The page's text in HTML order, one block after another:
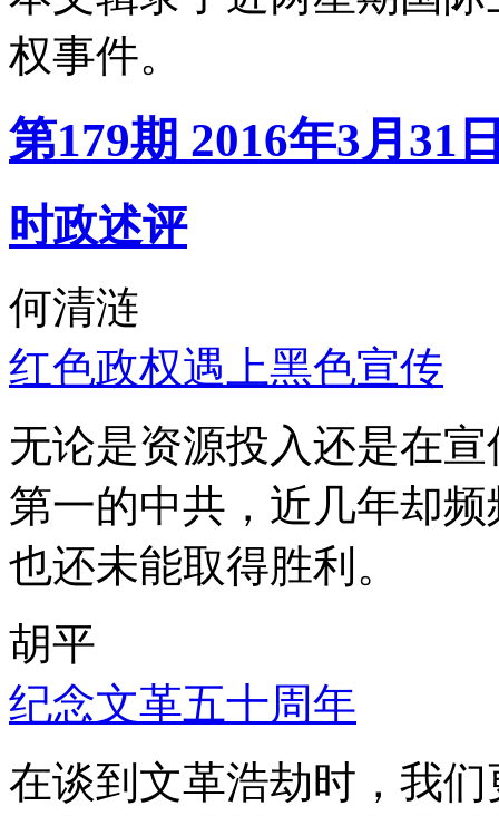
权事件。
第179期 2016年3月31
时政述评
何清涟
红色政权遇上黑色宣传
无论是资源投入还是在
第一的中共，近几年却
也还未能取得胜利。
胡平
纪念文革五十周年
在谈到文革浩劫时，我